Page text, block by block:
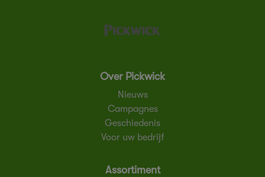
Over Pickwick
Nieuws
Campagnes
Geschiedenis
Voor uw bedrijf
Assortiment